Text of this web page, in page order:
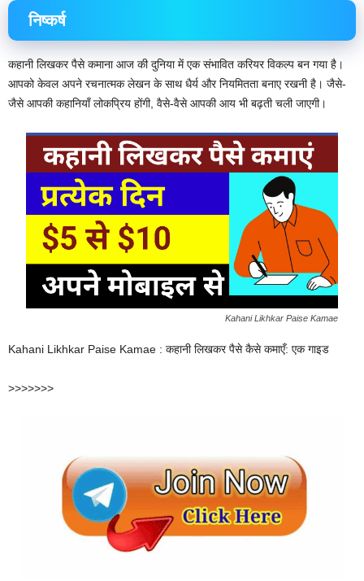
निष्कर्ष
कहानी लिखकर पैसे कमाना आज की दुनिया में एक संभावित करियर विकल्प बन गया है।
आपको केवल अपने रचनात्मक लेखन के साथ धैर्य और नियमितता बनाए रखनी है। जैसे-
जैसे आपकी कहानियाँ लोकप्रिय होंगी, वैसे-वैसे आपकी आय भी बढ़ती चली जाएगी।
Kahani Likhkar Paise Kamae
Kahani Likhkar Paise Kamae : कहानी लिखकर पैसे कैसे कमाएँ: एक गाइड
>>>>>>>